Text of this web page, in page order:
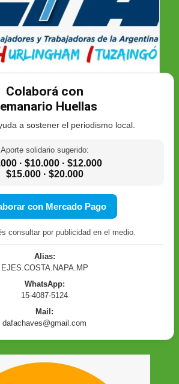
Colaborá con
Huellas
a sostener el periodismo local.
Aporte solidario sugerido:
· $10.000 · $12.000
$15.000 · $20.000
con Mercado Pago
consultar por publicidad en el medio.
Alias:
EJES.COSTA.NAPA.MP
WhatsApp:
15-4087-5124
Mail:
dafachaves@gmail.com